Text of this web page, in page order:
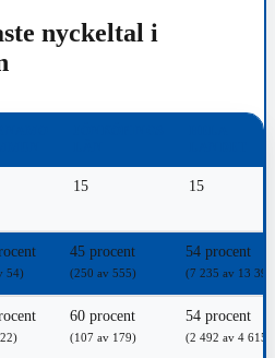
nyckeltal i
15 15
54)
45 procent
(250 av 555)
54 procent
(7 235 av 13
60 procent
(107 av 179)
54 procent
(2 492 av 4 615)